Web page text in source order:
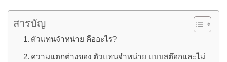
สารบัญ
ตัวแทนจำหน่าย คืออะไร?
ความแตกต่างของ ตัวแทนจำหน่าย แบบสต๊อกและไม่